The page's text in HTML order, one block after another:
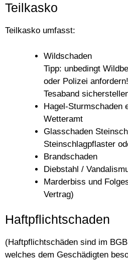
Teilkasko
Teilkasko umfasst:
Wildschaden
Tipp: unbedingt
oder Polizei
Tesaband
Hagel-Sturmschaden
Wetteramt
Glasschaden
Steinschlagpflaster
Brandschaden
Diebstahl /
Marderbiss und
Vertrag)
Haftpflichtschaden
(Haftpflichtschäden sind im
welches dem Geschädigten